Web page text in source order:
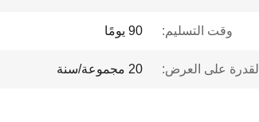
وقت التسليم: 90 يومًا
القدرة على العرض: 20 مجموعة/سنة